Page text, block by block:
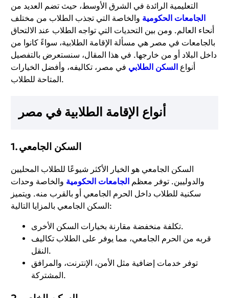
التعليمية الرائدة في الشرق الأوسط، حيث تضم العديد من
الجامعات الحكومية والخاصة التي تجذب الطلاب من مختلف
أنحاء العالم. ومن بين التحديات التي تواجه الطلاب عند الالتحاق
بالجامعات في مصر هي مسألة الإقامة الطلابية، سواءً كانوا من
داخل البلاد أو من خارجها. في هذا المقال، سنستعرض بالتفصيل
أنواع السكن الطلابي في مصر، تكاليفه، وأفضل الخيارات
المتاحة للطلاب.
أنواع الإقامة الطلابية في مصر
1.السكن الجامعي
السكن الجامعي هو الخيار الأكثر شيوعًا للطلاب المحليين
والدوليين. توفر معظم الجامعات الحكومية والخاصة وحدات
سكنية للطلاب داخل الحرم الجامعي أو بالقرب منه. ويتميز
السكن الجامعي بالمزايا التالية:
تكلفة منخفضة مقارنة بخيارات السكن الأخرى.
قربه من الحرم الجامعي، مما يوفر على الطلاب تكاليف
النقل.
توفر خدمات إضافية مثل الأمن، الإنترنت، والمرافق
المشتركة.